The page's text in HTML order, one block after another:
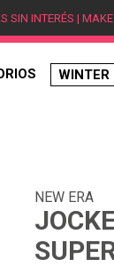
SIN INTERÉS |
WINTER
NEW ERA